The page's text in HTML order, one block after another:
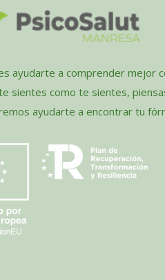
ayudarte a comprender mejor
sientes como te sientes,
ayudarte a encontrar tu